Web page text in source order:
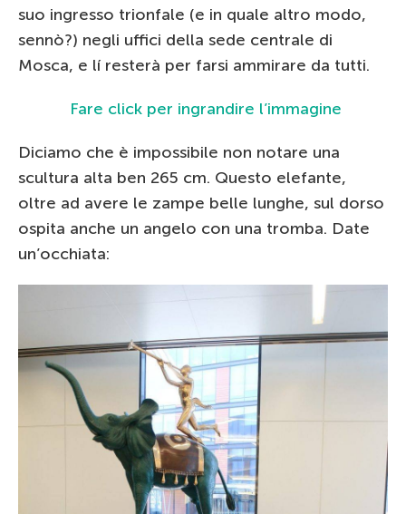
suo ingresso trionfale (e in quale altro modo,
sennò?) negli uffici della sede centrale di
Mosca, e lí resterà per farsi ammirare da tutti.
Fare click per ingrandire l’immagine
Diciamo che è impossibile non notare una
scultura alta ben 265 cm. Questo elefante,
oltre ad avere le zampe belle lunghe, sul dorso
ospita anche un angelo con una tromba. Date
un’occhiata: